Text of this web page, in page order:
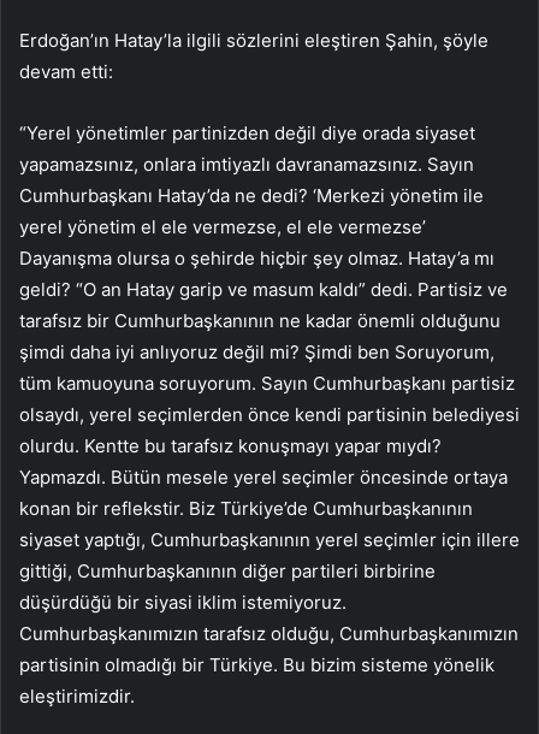
Erdoğan’ın Hatay’la ilgili sözlerini eleştiren Şahin, şöyle
devam etti:
“Yerel yönetimler partinizden değil diye orada siyaset
yapamazsınız, onlara imtiyazlı davranamazsınız. Sayın
Cumhurbaşkanı Hatay’da ne dedi? ‘Merkezi yönetim ile
yerel yönetim el ele vermezse, el ele vermezse’
Dayanışma olursa o şehirde hiçbir şey olmaz. Hatay’a mı
geldi? “O an Hatay garip ve masum kaldı” dedi. Partisiz ve
tarafsız bir Cumhurbaşkanının ne kadar önemli olduğunu
şimdi daha iyi anlıyoruz değil mi? Şimdi ben Soruyorum,
tüm kamuoyuna soruyorum. Sayın Cumhurbaşkanı partisiz
olsaydı, yerel seçimlerden önce kendi partisinin belediyesi
olurdu. Kentte bu tarafsız konuşmayı yapar mıydı?
Yapmazdı. Bütün mesele yerel seçimler öncesinde ortaya
konan bir reflekstir. Biz Türkiye’de Cumhurbaşkanının
siyaset yaptığı, Cumhurbaşkanının yerel seçimler için illere
gittiği, Cumhurbaşkanının diğer partileri birbirine
düşürdüğü bir siyasi iklim istemiyoruz.
Cumhurbaşkanımızın tarafsız olduğu, Cumhurbaşkanımızın
partisinin olmadığı bir Türkiye. Bu bizim sisteme yönelik
eleştirimizdir.